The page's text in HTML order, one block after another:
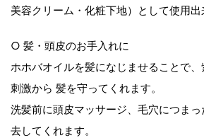
美容クリーム・化粧下地）として使用出
○ 髪・頭皮のお手入れに
ホホバオイルを髪になじませることで
刺激から 髪を守ってくれます。
洗髪前に頭皮マッサージ、毛穴につま
去してくれます。